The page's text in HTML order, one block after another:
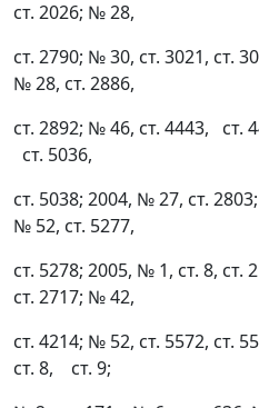
ст. 2026; № 28,
ст. 2790; № 30, ст. 3021, ст.
№ 28, ст. 2886,
ст. 2892; № 46, ст. 4443,
ст. 5036,
ст. 5038; 2004, № 27, ст.
№ 52, ст. 5277,
ст. 5278; 2005, № 1, ст. 8,
ст. 2717; № 42,
ст. 4214; № 52, ст. 5572, ст.
ст. 8, ст. 9;